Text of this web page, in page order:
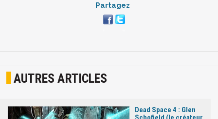
Partagez
AUTRES ARTICLES
Dead Space 4 : Glen